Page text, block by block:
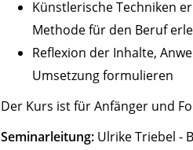
Künstlerische Techniken
Methode für den Beruf
Reflexion der Inhalte,
Umsetzung formulieren
Der Kurs ist für Anfänger und
Seminarleitung: Ulrike Triebel -